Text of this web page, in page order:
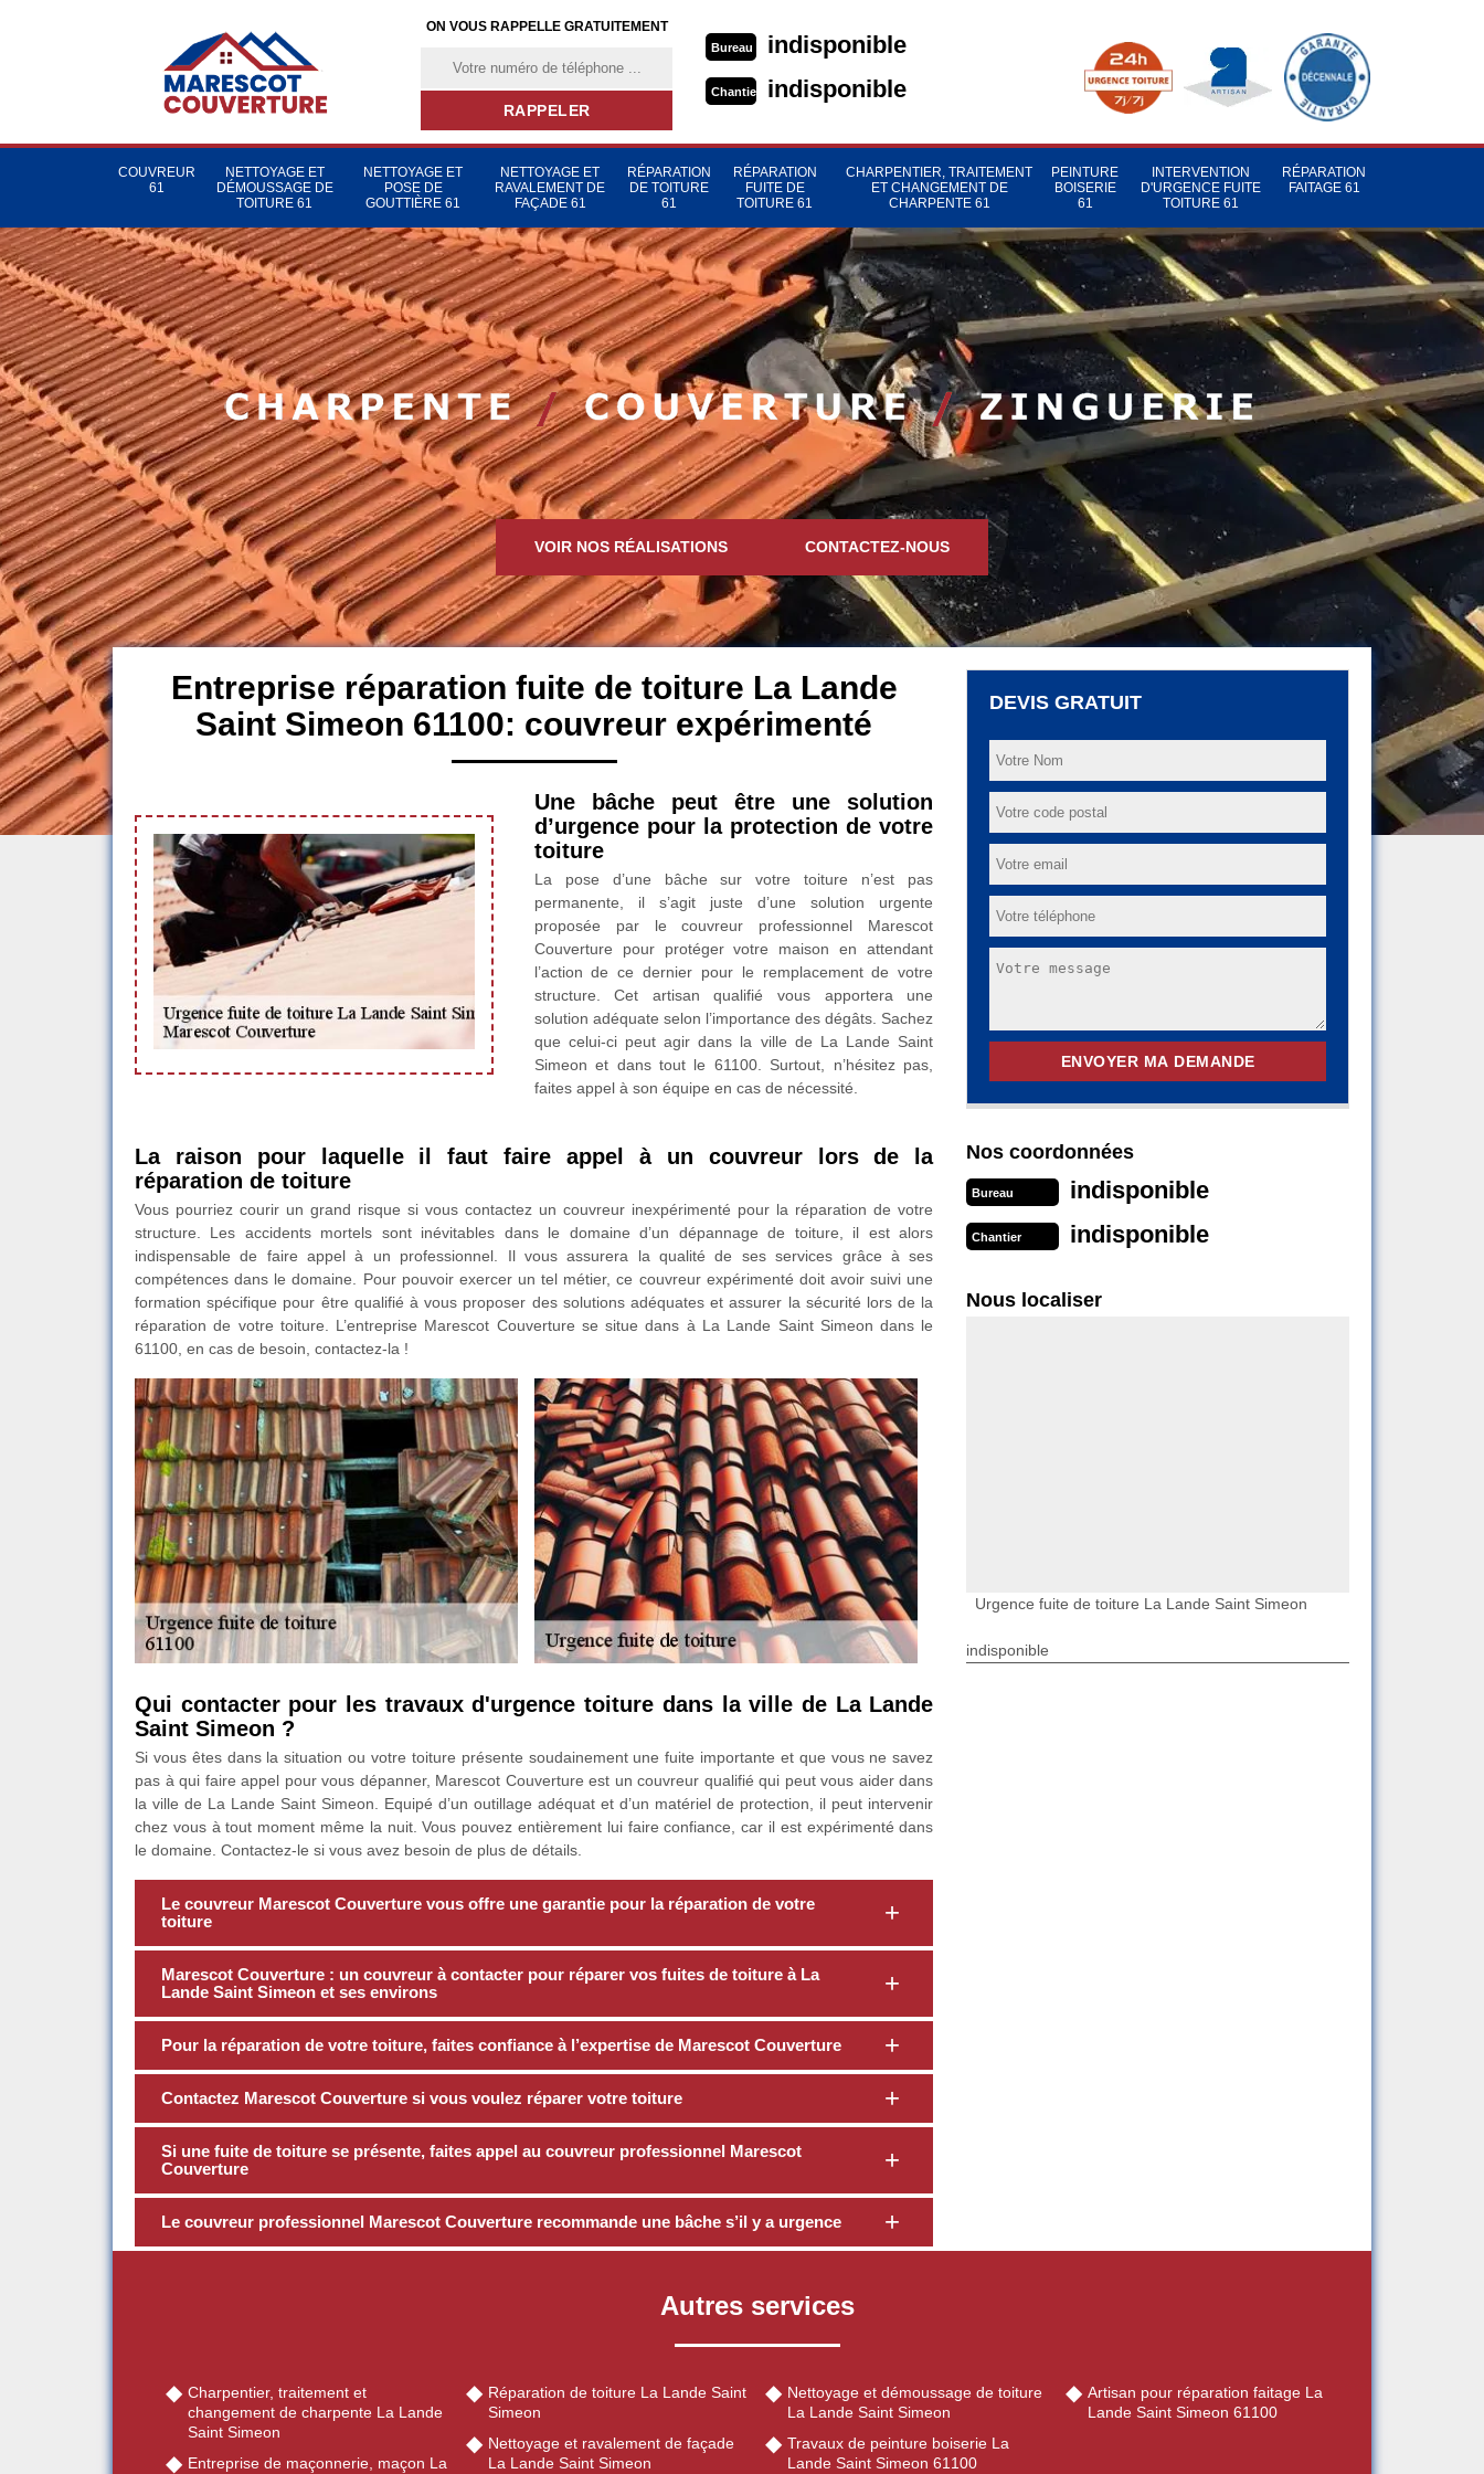
ON VOUS RAPPELLE GRATUITEMENT
Bureau indisponible
Chantier indisponible
COUVREUR
61
NETTOYAGE ET
DÉMOUSSAGE DE
TOITURE 61
NETTOYAGE ET
POSE DE
GOUTTIÈRE 61
NETTOYAGE ET
RAVALEMENT DE
FAÇADE 61
RÉPARATION
DE TOITURE
61
RÉPARATION
FUITE DE
TOITURE 61
CHARPENTIER, TRAITEMENT
ET CHANGEMENT DE
CHARPENTE 61
PEINTURE
BOISERIE
61
INTERVENTION
D'URGENCE FUITE
TOITURE 61
RÉPARATION
FAITAGE 61
VOIR NOS RÉALISATIONS CONTACTEZ-NOUS
Entreprise réparation fuite de toiture La Lande
Saint Simeon 61100: couvreur expérimenté
Une bâche peut être une solution
d’urgence pour la protection de votre
toiture
La pose d’une bâche sur votre toiture n’est pas
permanente, il s’agit juste d’une solution urgente
proposée par le couvreur professionnel Marescot
Couverture pour protéger votre maison en attendant
l’action de ce dernier pour le remplacement de votre
structure. Cet artisan qualifié vous apportera une
solution adéquate selon l’importance des dégâts. Sachez
que celui-ci peut agir dans la ville de La Lande Saint
Simeon et dans tout le 61100. Surtout, n’hésitez pas,
faites appel à son équipe en cas de nécessité.
La raison pour laquelle il faut faire appel à un couvreur lors de la
réparation de toiture
Vous pourriez courir un grand risque si vous contactez un couvreur inexpérimenté pour la réparation de votre
structure. Les accidents mortels sont inévitables dans le domaine d’un dépannage de toiture, il est alors
indispensable de faire appel à un professionnel. Il vous assurera la qualité de ses services grâce à ses
compétences dans le domaine. Pour pouvoir exercer un tel métier, ce couvreur expérimenté doit avoir suivi une
formation spécifique pour être qualifié à vous proposer des solutions adéquates et assurer la sécurité lors de la
réparation de votre toiture. L’entreprise Marescot Couverture se situe dans à La Lande Saint Simeon dans le
61100, en cas de besoin, contactez-la !
Qui contacter pour les travaux d'urgence toiture dans la ville de La Lande
Saint Simeon ?
Si vous êtes dans la situation ou votre toiture présente soudainement une fuite importante et que vous ne savez
pas à qui faire appel pour vous dépanner, Marescot Couverture est un couvreur qualifié qui peut vous aider dans
la ville de La Lande Saint Simeon. Equipé d’un outillage adéquat et d’un matériel de protection, il peut intervenir
chez vous à tout moment même la nuit. Vous pouvez entièrement lui faire confiance, car il est expérimenté dans
le domaine. Contactez-le si vous avez besoin de plus de détails.
Le couvreur Marescot Couverture vous offre une garantie pour la réparation de votre
toiture
Marescot Couverture : un couvreur à contacter pour réparer vos fuites de toiture à La
Lande Saint Simeon et ses environs
Pour la réparation de votre toiture, faites confiance à l’expertise de Marescot Couverture
Contactez Marescot Couverture si vous voulez réparer votre toiture
Si une fuite de toiture se présente, faites appel au couvreur professionnel Marescot
Couverture
Le couvreur professionnel Marescot Couverture recommande une bâche s’il y a urgence
DEVIS GRATUIT
Nos coordonnées
Bureau indisponible
Chantier indisponible
Nous localiser
Urgence fuite de toiture La Lande Saint Simeon
indisponible
Autres services
Charpentier, traitement et
changement de charpente La Lande
Saint Simeon
Entreprise de maçonnerie, maçon La
Réparation de toiture La Lande Saint
Simeon
Nettoyage et ravalement de façade
La Lande Saint Simeon
Nettoyage et démoussage de toiture
La Lande Saint Simeon
Travaux de peinture boiserie La
Lande Saint Simeon 61100
Artisan pour réparation faitage La
Lande Saint Simeon 61100